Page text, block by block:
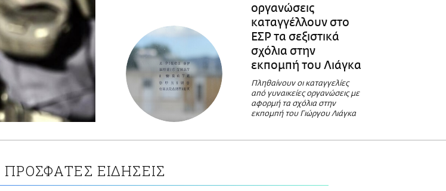
οργανώσεις
καταγγέλλουν στο
ΕΣΡ τα σεξιστικά
σχόλια στην
εκπομπή του Λιάγκα
Πληθαίνουν οι καταγγελίες
από γυναικείες οργανώσεις με
αφορμή τα σχόλια στην
εκπομπή του Γιώργου Λιάγκα
ΠΡΟΣΦΑΤΕΣ ΕΙΔΗΣΕΙΣ